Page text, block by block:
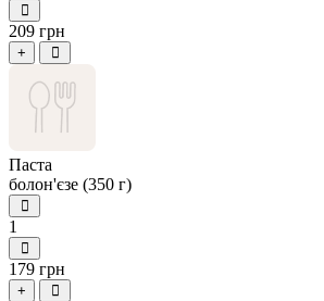
209 грн
+
Паста
болон'єзе (350 г)
1
179 грн
+